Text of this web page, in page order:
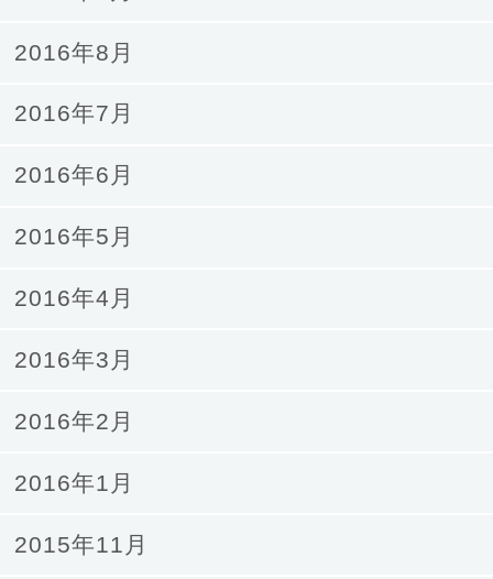
2016年8月
2016年7月
2016年6月
2016年5月
2016年4月
2016年3月
2016年2月
2016年1月
2015年11月